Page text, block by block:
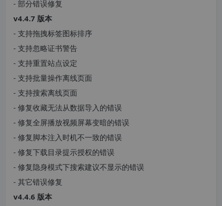
- 部分错误修复
v4.4.7 版本
- 支持拖拽标签图标排序
- 支持忽略证书警告
- 支持重置站点设定
- 支持批量操作离线页面
- 支持搜索离线页面
- 修复收藏无法从数据导入的错误
- 修复全屏播放视频屏幕变暗的错误
- 修复脚本注入时机不一致的错误
- 修复下载目录提示授权的错误
- 修复隐身模式下搜索建议不显示的错误
- 其它错误修复
v4.4.6 版本